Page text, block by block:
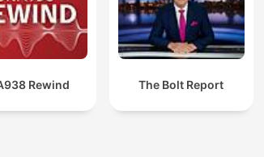
Rewind The Bolt Report